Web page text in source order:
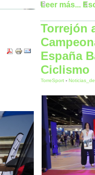
Leer más...
Torrejón
España
Ciclismo
TorreSport -